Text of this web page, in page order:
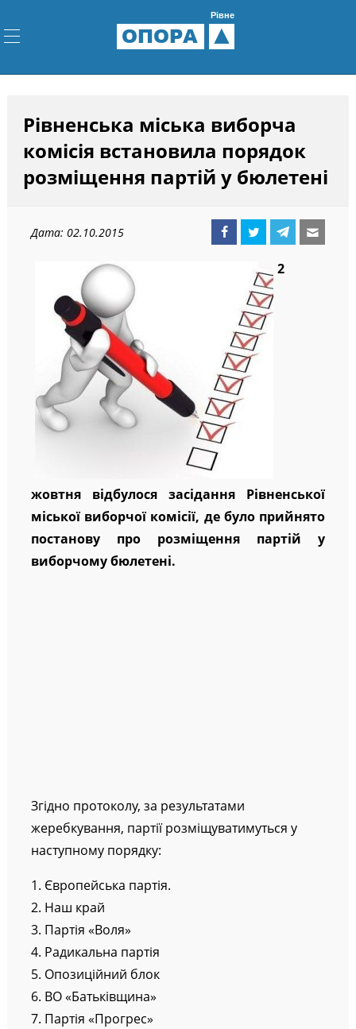
ОПОРА
Рівне
Рівненська міська виборча
комісія встановила порядок
розміщення партій у бюлетені
Дата: 02.10.2015
2
жовтня відбулося засідання Рівненської
міської виборчої комісії, де було прийнято
постанову про розміщення партій у
виборчому бюлетені.
Згідно протоколу, за результатами
жеребкування, партії розміщуватимуться у
наступному порядку:
1. Європейська партія.
2. Наш край
3. Партія «Воля»
4. Радикальна партія
5. Опозиційний блок
6. ВО «Батьківщина»
7. Партія «Прогрес»